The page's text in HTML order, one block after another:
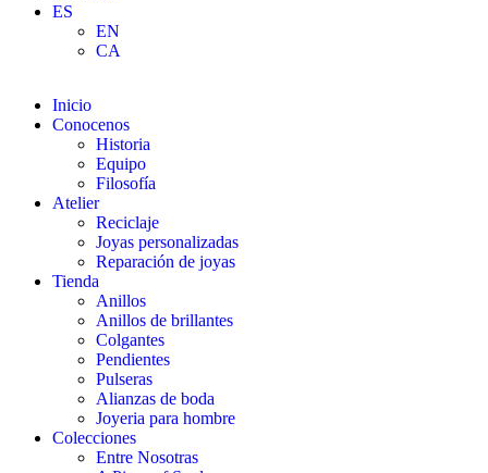
ES
EN
CA
Inicio
Conocenos
Historia
Equipo
Filosofía
Atelier
Reciclaje
Joyas personalizadas
Reparación de joyas
Tienda
Anillos
Anillos de brillantes
Colgantes
Pendientes
Pulseras
Alianzas de boda
Joyeria para hombre
Colecciones
Entre Nosotras